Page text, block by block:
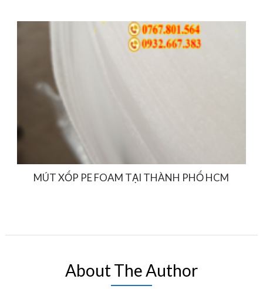
MÚT XỐP PE FOAM TẠI THÀNH PHỐ HCM
About The Author